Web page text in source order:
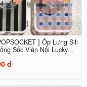
] Ốp Lưng Sili
Sốc Viền Nổi Lucky...
đ